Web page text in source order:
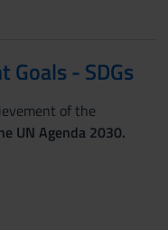
Goals - SDGs
of the
UN Agenda 2030.